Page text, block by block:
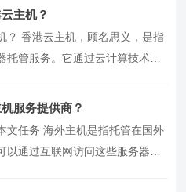
主机？
？ 香港云主机，顾名思义，是指
托管服务。它通过云计算技术提
服务提供商？
文任务 海外主机是指托管在国外
以通过互联网访问这些服务器上